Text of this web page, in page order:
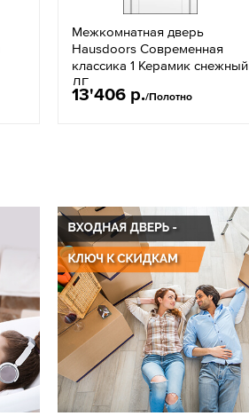
Межкомнатная дверь
Hausdoors Современная
классика 1 Керамик снежный
ДГ
13'406 р./Полотно